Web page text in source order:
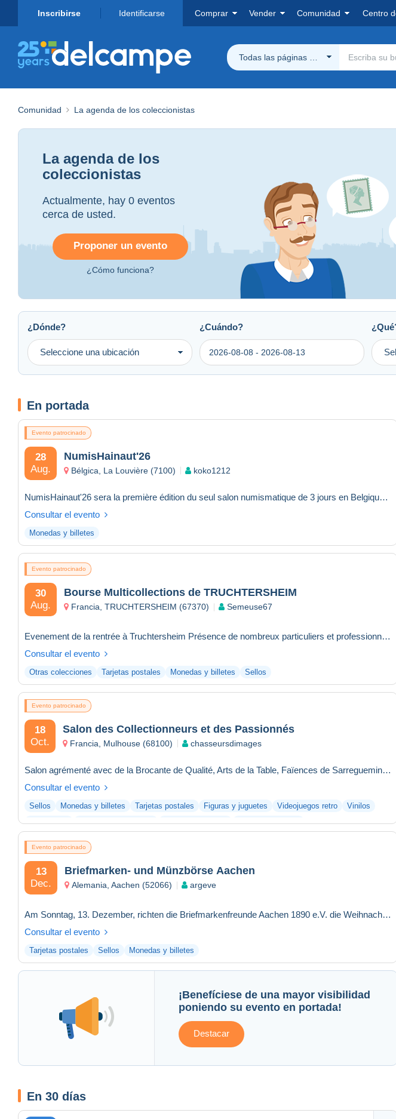
Inscribirse Identificarse Comprar Vender Comunidad Centro
Todas las páginas Delcampe
Comunidad La agenda de los coleccionistas
La agenda de los
coleccionistas
Actualmente, hay 0 eventos
cerca de usted.
Proponer un evento
¿Cómo funciona?
¿Dónde?
Seleccione una ubicación
¿Cuándo?
En portada
Evento patrocinado
28
Aug.
NumisHainaut'26
Bélgica, La Louvière (7100) koko1212
NumisHainaut'26 sera la première édition du seul salon numismatique de 3 jours en Belgique. Nous sommes heureu...
Consultar el evento
Monedas y billetes
Evento patrocinado
30
Aug.
Bourse Multicollections de TRUCHTERSHEIM
Francia, TRUCHTERSHEIM (67370) Semeuse67
Evenement de la rentrée à Truchtersheim Présence de nombreux particuliers et professionnels qui proposent du t...
Consultar el evento
Otras colecciones Tarjetas postales Monedas y billetes Sellos
Evento patrocinado
18
Oct.
Salon des Collectionneurs et des Passionnés
Francia, Mulhouse (68100) chasseursdimages
Salon agrémenté avec de la Brocante de Qualité, Arts de la Table, Faïences de Sarreguemines, Objets de Décorat...
Consultar el evento
Sellos Monedas y billetes Tarjetas postales Figuras y juguetes Videojuegos retro
Vinilos
Fotografías
Documentos antiguos Bar y alimentación Otras colecciones
Evento patrocinado
13
Dec.
Briefmarken- und Münzbörse Aachen
Alemania, Aachen (52066) argeve
Am Sonntag, 13. Dezember, richten die Briefmarkenfreunde Aachen 1890 e.V. die Weihnachts-Sammlerbörse für Brie...
Consultar el evento
Tarjetas postales Sellos Monedas y billetes
¡Benefíciese de una mayor visibilidad
poniendo su evento en portada!
Destacar
En 30 días